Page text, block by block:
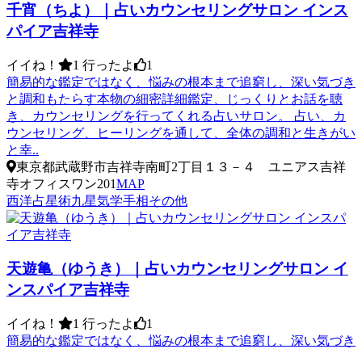
千宵（ちよ）｜占いカウンセリングサロン インス
パイア吉祥寺
イイね！ 1 行ったよ
1
簡易的な鑑定ではなく、悩みの根本まで追窮し、深い気づき
と調和もたらす本物の細密詳細鑑定、じっくりとお話を聴
き、カウンセリングを行ってくれる占いサロン。 占い、カ
ウンセリング、ヒーリングを通して、全体の調和と生きがい
と幸..
東京都武蔵野市吉祥寺南町2丁目１３－４ ユニアス吉祥
寺オフィスワン201MAP
西洋占星術九星気学手相その他
天遊亀（ゆうき）｜占いカウンセリングサロン イ
ンスパイア吉祥寺
イイね！ 1 行ったよ
1
簡易的な鑑定ではなく、悩みの根本まで追窮し、深い気づき